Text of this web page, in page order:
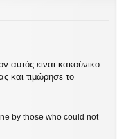
αυτός είναι κακούνικο
και τιμώρησε το
by those who could not